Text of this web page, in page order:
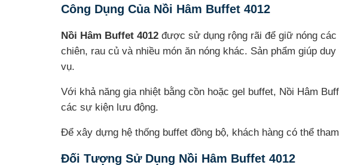
Công Dụng Của Nồi Hâm Buffet 4012
Nồi Hâm Buffet 4012 được sử dụng rộng rãi để giữ nóng
chiên, rau củ và nhiều món ăn nóng khác. Sản phẩm giúp
vụ.
Với khả năng gia nhiệt bằng cồn hoặc gel buffet, Nồi Hâm
các sự kiện lưu động.
Để xây dựng hệ thống buffet đồng bộ, khách hàng có thể
Đối Tượng Sử Dụng Nồi Hâm Buffet 4012